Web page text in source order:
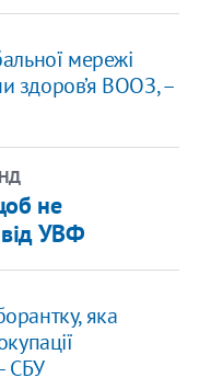
мережі
здоров’я ВООЗ, –
не
УВФ
яка
СБУ